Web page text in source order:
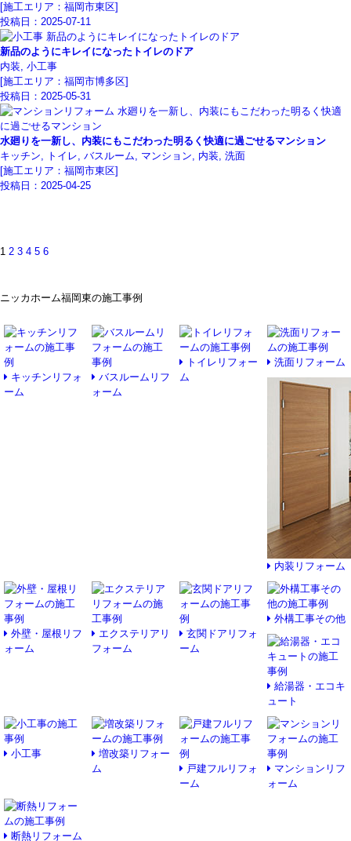
[施工エリア：福岡市東区]
投稿日： 2025-07-11
新品のようにキレイになったトイレのドア
内装, 小工事
[施工エリア：福岡市博多区]
投稿日： 2025-05-31
水廻りを一新し、内装にもこだわった明るく快適に過ごせるマンション
キッチン, トイレ, バスルーム, マンション, 内装, 洗面
[施工エリア：福岡市東区]
投稿日： 2025-04-25
1 2 3 4 5 6
ニッカホーム福岡東の施工事例
キッチンリフォ
ーム
バスルームリフ
ォーム
トイレリフォー
ム
洗面リフォーム
内装リフォーム
外壁・屋根リフ
ォーム
エクステリアリ
フォーム
玄関ドアリフォ
ーム
外構工事その他
給湯器・エコキ
ュート
小工事
増改築リフォー
ム
戸建フルリフォ
ーム
マンションリフ
ォーム
断熱リフォーム